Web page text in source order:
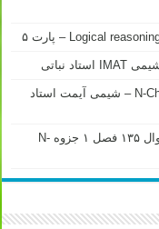
آیمت ایتالیا – پاسخ سوال ۲۴۳ فصل ۲ جزوه N-Chem – شیمی آیمت استاد
Subatomic particles – valence electrons – سوال ۱۳۵ فصل ۱ جزوه N-